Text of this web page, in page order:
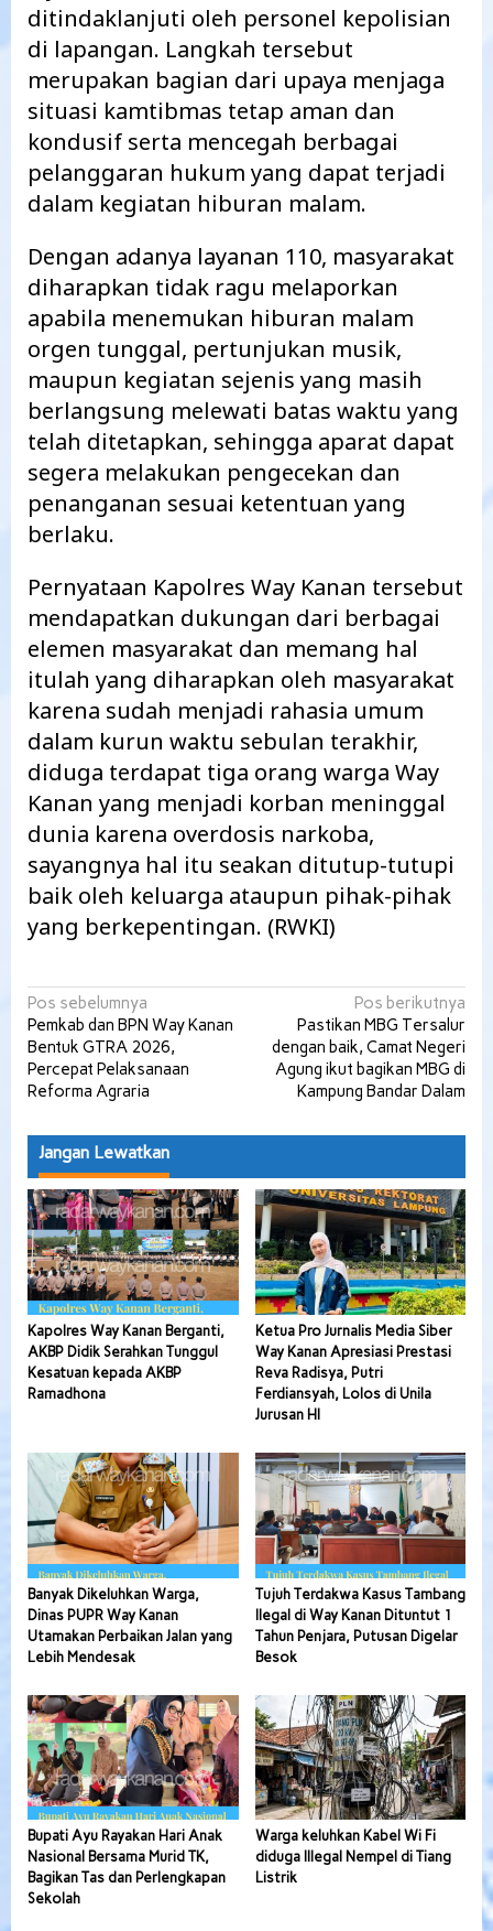
ditindaklanjuti oleh personel kepolisian
di lapangan. Langkah tersebut
merupakan bagian dari upaya menjaga
situasi kamtibmas tetap aman dan
kondusif serta mencegah berbagai
pelanggaran hukum yang dapat terjadi
dalam kegiatan hiburan malam.
Dengan adanya layanan 110, masyarakat
diharapkan tidak ragu melaporkan
apabila menemukan hiburan malam
orgen tunggal, pertunjukan musik,
maupun kegiatan sejenis yang masih
berlangsung melewati batas waktu yang
telah ditetapkan, sehingga aparat dapat
segera melakukan pengecekan dan
penanganan sesuai ketentuan yang
berlaku.
Pernyataan Kapolres Way Kanan tersebut
mendapatkan dukungan dari berbagai
elemen masyarakat dan memang hal
itulah yang diharapkan oleh masyarakat
karena sudah menjadi rahasia umum
dalam kurun waktu sebulan terakhir,
diduga terdapat tiga orang warga Way
Kanan yang menjadi korban meninggal
dunia karena overdosis narkoba,
sayangnya hal itu seakan ditutup-tutupi
baik oleh keluarga ataupun pihak-pihak
yang berkepentingan. (RWKI)
Navigasi
pos
Pos sebelumnya
Pemkab dan BPN Way Kanan
Bentuk GTRA 2026,
Percepat Pelaksanaan
Reforma Agraria
Pos berikutnya
Pastikan MBG Tersalur
dengan baik, Camat Negeri
Agung ikut bagikan MBG di
Kampung Bandar Dalam
Jangan Lewatkan
Kapolres Way Kanan Berganti,
AKBP Didik Serahkan Tunggul
Kesatuan kepada AKBP
Ramadhona
Ketua Pro Jurnalis Media Siber
Way Kanan Apresiasi Prestasi
Reva Radisya, Putri
Ferdiansyah, Lolos di Unila
Jurusan HI
Banyak Dikeluhkan Warga,
Dinas PUPR Way Kanan
Utamakan Perbaikan Jalan yang
Lebih Mendesak
Tujuh Terdakwa Kasus Tambang
Ilegal di Way Kanan Dituntut 1
Tahun Penjara, Putusan Digelar
Besok
Bupati Ayu Rayakan Hari Anak
Nasional Bersama Murid TK,
Bagikan Tas dan Perlengkapan
Sekolah
Warga keluhkan Kabel Wi Fi
diduga Illegal Nempel di Tiang
Listrik